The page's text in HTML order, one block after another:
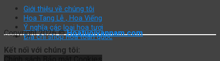
Giới thiệu về chúng tôi
Hoa Tang Lễ , Hoa Viếng
Ý nghĩa các loại hoa tươi
Địa chỉ shop hoa toàn quốc
Copyright 2026 ©Hoatuoivannam.com
Kết nối với chúng tôi: